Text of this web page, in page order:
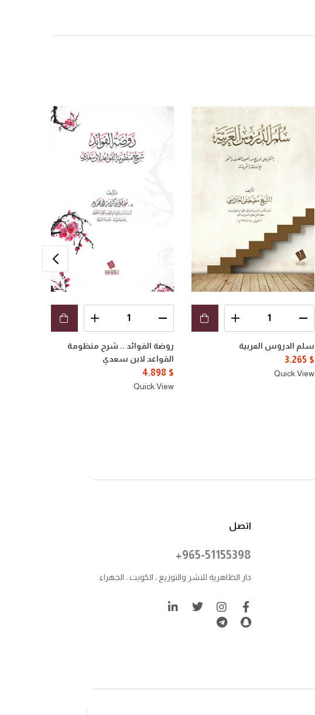
روضة الفوائد .. شرح منظومة
القواعد لابن سعدي
4.898 $
Quick View
سلم الدروس العربية
3.265 $
Quick View
اتصل
+965-51155398
دار الظاهرية للنشر والتوزيع ، الكويت ، الجهراء